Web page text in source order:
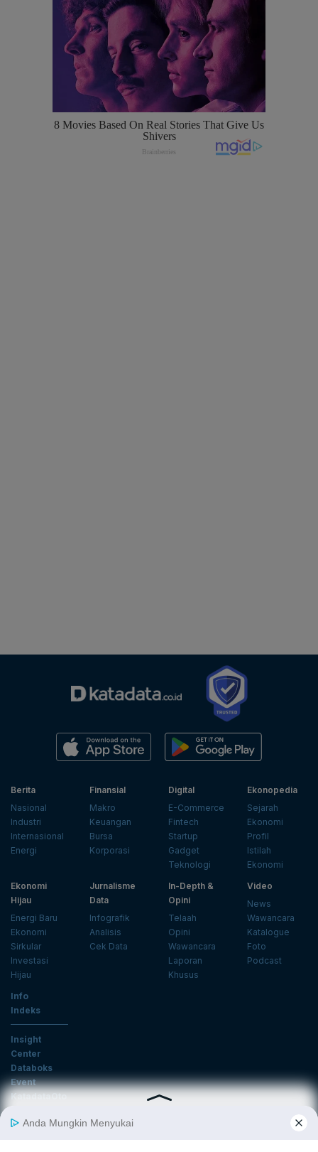
Berita
Nasional
Industri
Internasional
Energi
Finansial
Makro
Keuangan
Bursa
Korporasi
Digital
E-Commerce
Fintech
Startup
Gadget
Teknologi
Ekonopedia
Sejarah
Ekonomi
Profil
Istilah
Ekonomi
Ekonomi
Hijau
Energi Baru
Ekonomi
Sirkular
Investasi
Hijau
Jurnalisme
Data
Infografik
Analisis
Cek Data
In-Depth &
Opini
Telaah
Opini
Wawancara
Laporan
Khusus
Video
News
Wawancara
Katalogue
Foto
Podcast
Info
Indeks
Insight
Center
Databoks
Event
KatadataOto